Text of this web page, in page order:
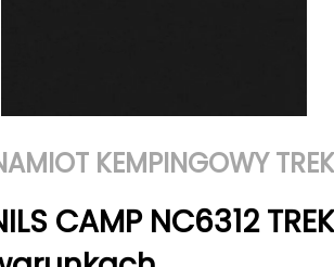
KEMPINGOWY
CAMP NC6312